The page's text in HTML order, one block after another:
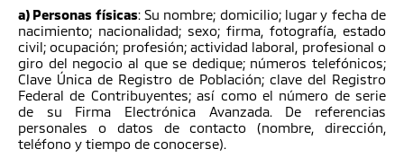
a) Personas físicas: Su nombre; domicilio; lugar y fecha de
nacimiento; nacionalidad; sexo; firma, fotografía, estado
civil; ocupación; profesión; actividad laboral, profesional o
giro del negocio al que se dedique; números telefónicos;
Clave Única de Registro de Población; clave del Registro
Federal de Contribuyentes; así como el número de serie
de su Firma Electrónica Avanzada. De referencias
personales o datos de contacto (nombre, dirección,
teléfono y tiempo de conocerse).